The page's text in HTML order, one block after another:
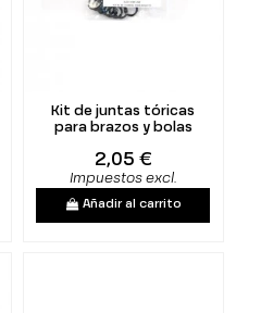
Kit de juntas tóricas
para brazos y bolas
2,05 €
Impuestos excl.
Añadir al carrito